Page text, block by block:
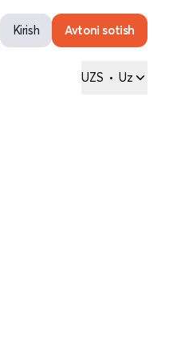
Kirish Avtoni sotish
UZS • Uz